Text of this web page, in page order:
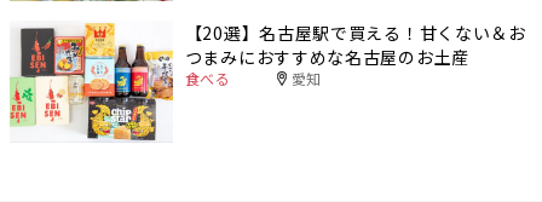
【20選】名古屋駅で買える！甘くない＆お
つまみにおすすめな名古屋のお土産
食べる 愛知